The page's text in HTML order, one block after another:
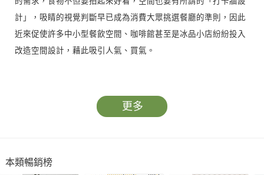
計」，吸睛的視覺判斷早已成為消費大眾挑選餐廳的準則，因此
近來促使許多中小型餐飲空間、咖啡館甚至是冰品小店紛紛投入
改造空間設計，藉此吸引人氣、買氣。
域，外觀設計，展現出與街景、店鋪品牌、LOGO之間的關係，
也是大眾對於一間店鋪的第一印象；其次是打卡點設計，利用一
椅的搭配運用，結合美味餐點構成一幅美好的畫面；其他角落設
更多
本類暢銷榜